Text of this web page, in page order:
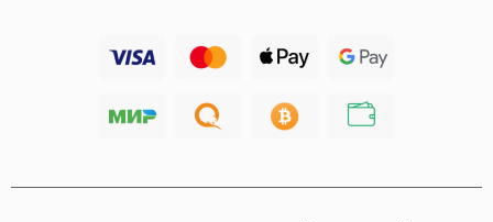
Хабаровск
Иркутск